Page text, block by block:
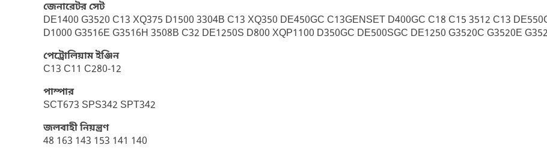
জেনারেটর সেট
DE1400 G3520 C13 XQ375 D1500 3304B C13 XQ350 DE450GC C13GENSET D400GC C18 C15 3512 C13
D1000 G3516E G3516H 3508B C32 DE1250S D800 XQP1100 D350GC DE500SGC DE1250 G3520C G3520E
পেট্রোলিয়াম ইঞ্জিন
C13 C11 C280-12
পাম্পার
SCT673 SPS342 SPT342
জলবাহী নিয়ন্ত্রণ
48 163 143 153 141 140